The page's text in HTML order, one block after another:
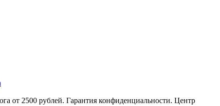
от 2500 рублей. Гарантия конфиденциальности. Центр